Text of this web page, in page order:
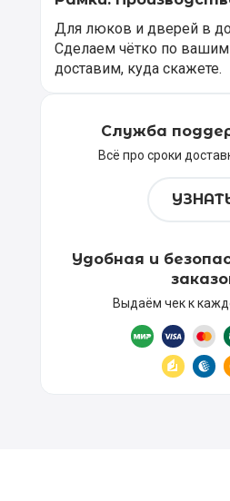
Для люков и дверей в
Сделаем чётко по
доставим, куда скажете.
Служба
Всё про сроки
Удобная и
Выдаём чек к